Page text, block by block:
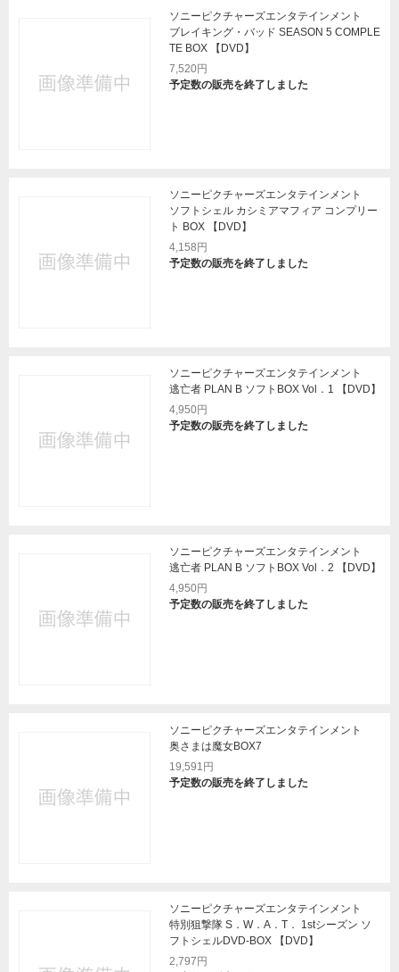
ソニーピクチャーズエンタテインメント
ブレイキング・バッド SEASON 5 COMPLE
TE BOX 【DVD】
7,520円
予定数の販売を終了しました
ソニーピクチャーズエンタテインメント
ソフトシェル カシミアマフィア コンプリー
ト BOX 【DVD】
4,158円
予定数の販売を終了しました
ソニーピクチャーズエンタテインメント
逃亡者 PLAN B ソフトBOX Vol．1 【DVD】
4,950円
予定数の販売を終了しました
ソニーピクチャーズエンタテインメント
逃亡者 PLAN B ソフトBOX Vol．2 【DVD】
4,950円
予定数の販売を終了しました
ソニーピクチャーズエンタテインメント
奥さまは魔女BOX7
19,591円
予定数の販売を終了しました
ソニーピクチャーズエンタテインメント
特別狙撃隊 S．W．A．T． 1stシーズン ソ
フトシェルDVD-BOX 【DVD】
2,797円